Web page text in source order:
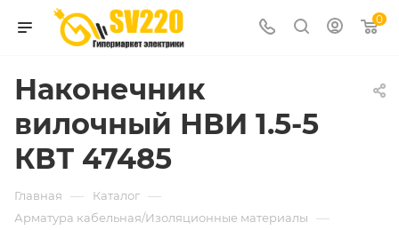
0
Наконечник
вилочный НВИ 1.5-5
КВТ 47485
Главная — Каталог —
Арматура кабельная/Изоляционные материалы —